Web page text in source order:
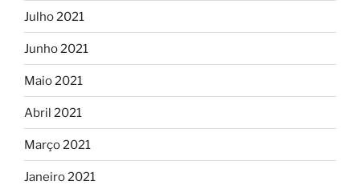
Julho 2021
Junho 2021
Maio 2021
Abril 2021
Março 2021
Janeiro 2021